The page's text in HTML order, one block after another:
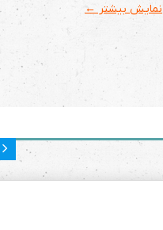
نمایش بیشتر ←